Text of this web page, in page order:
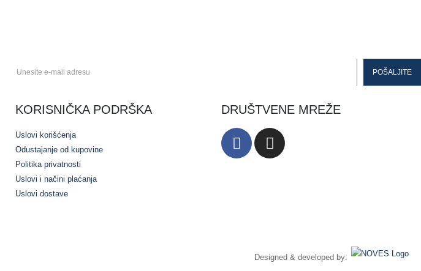
KORISNIČKA PODRŠKA
Uslovi korišćenja
Odustajanje od kupovine
Politika privatnosti
Uslovi i načini plaćanja
Uslovi dostave
DRUŠTVENE MREŽE
Designed & developed by: